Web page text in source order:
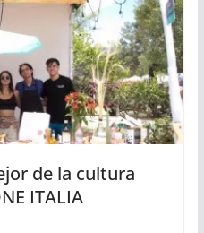
de la cultura
ITALIA